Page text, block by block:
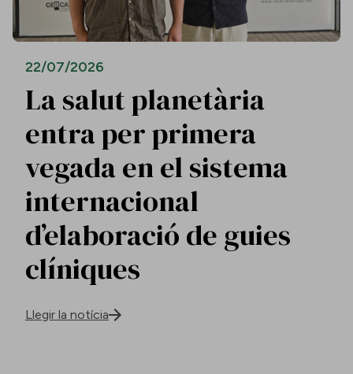
22/07/2026
La salut planetària
entra per primera
vegada en el sistema
internacional
d’elaboració de guies
clíniques
Llegir la notícia